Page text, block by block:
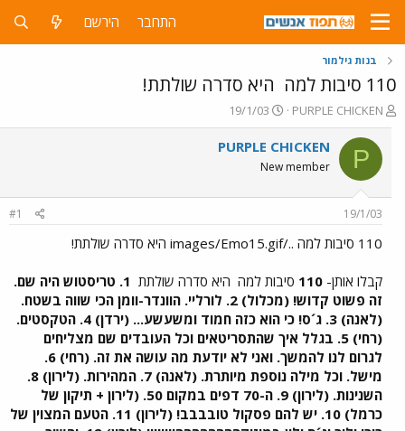
התחבר הירשם
בנות גילמור
110 סיבות למה היא סדרה שולתת!
פ
ו
ת
ח
ה
ש
א
PURPLE CHICKEN
פ
ו
ר
ם
ר
י
19/1/03
P
PURPLE CHICKEN
New member
19/1/03
#1
110 סיבות למה ../images/Emo15.gif היא סדרה שולתת!
קבלו אותן- 110 סיבות למה היא סדרה שולתת
1. טריסטוש היה שם.
זה פשוט קדוש! (מכלול) 2. לורליי. הוונדר-וומן הכי שווה בשטח.
(לאנה) 3. ג´ס! כי הוא כזה חמוד ומשעשע... (ירדן) 4. הטקסטים.
(רחי) 5. בגלל איך שהתסריטאים וכל העובדים שם מצליחים
לגרום לנו להמשך. ואני לא יודעת מה עושה את זה. (רחי) 6.
מישל. וכל מילה נוספת מיותרת. (לאנה) 7. המהירות. (לירון) 8.
השנינות. (לירון) 9. ה-70 דפים במקום 50. (לירון + תיקון של
כרמל) 10. יש להם פסקול טובבבב! (לירון) 11. הטעם המצוין של